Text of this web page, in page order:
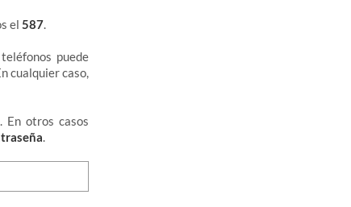
el 587.
puede
cualquier caso,
En otros casos
.